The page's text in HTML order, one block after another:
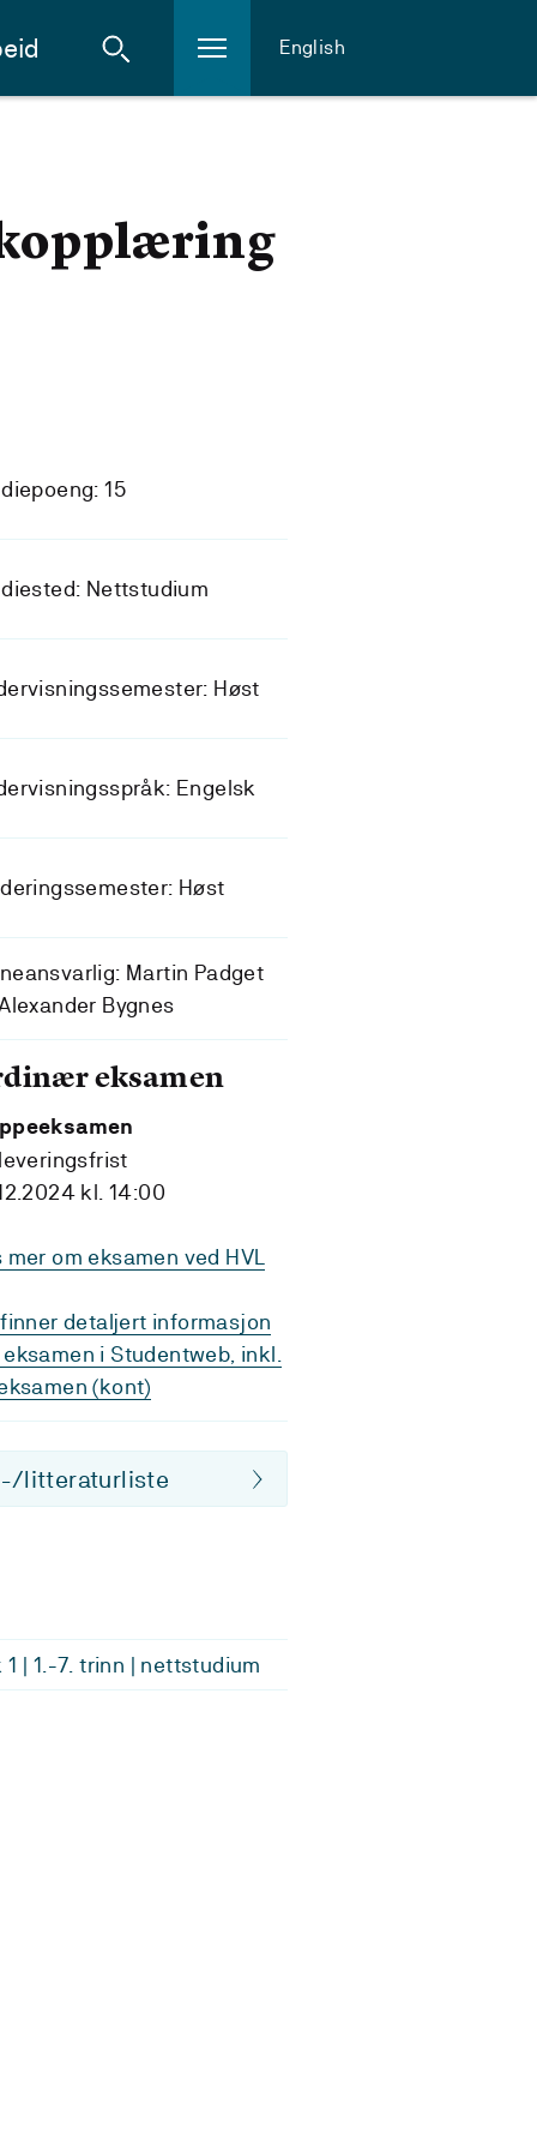
English
15
Nettstudium
Høst
Engelsk
Høst
Martin Padget
Bygnes
eksamen
kl. 14:00
mer om eksamen ved HVL
detaljert informasjon
i Studentweb, inkl.
(kont)
litteraturliste
1 | 1.-7. trinn | nettstudium